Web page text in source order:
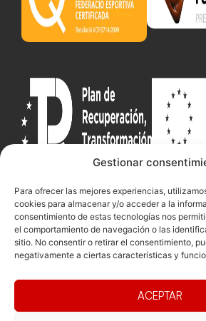
Gestionar
Para ofrecer las mejores experiencias,
cookies para almacenar y/o acceder a la
consentimiento de estas tecnologías nos
el comportamiento de navegación o las
sitio. No consentir o retirar el consentimiento,
negativamente a ciertas características y
ACEPTAR
Federació
Presidència
directiva
Competicions
Competiciones
Pista
Competiciones
Vólei neu